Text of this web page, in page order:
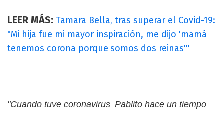
LEER MÁS: Tamara Bella, tras superar el Covid-19:
"Mi hija fue mi mayor inspiración, me dijo 'mamá
tenemos corona porque somos dos reinas'"
"Cuando tuve coronavirus, Pablito hace un tiempo